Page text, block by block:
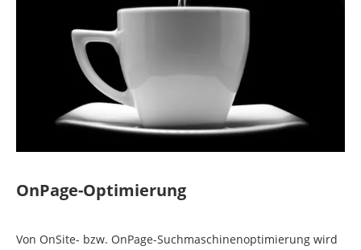
OnPage-Optimierung
Von OnSite- bzw. OnPage-Suchmaschinenoptimierung wird